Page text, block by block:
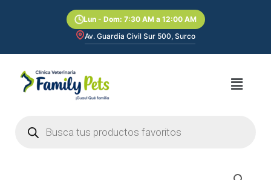
Lun - Dom: 7:30 AM a 12:00 AM
Av. Guardia Civil Sur 500, Surco
Menú
productos